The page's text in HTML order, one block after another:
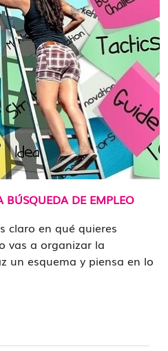
BÚSQUEDA DE EMPLEO
claro en qué quieres
vas a organizar la
un esquema y piensa en lo